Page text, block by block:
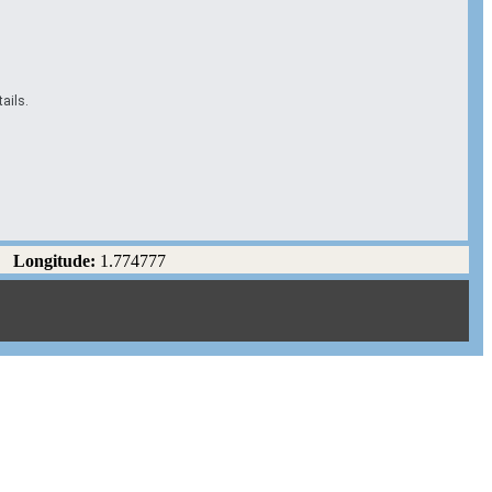
Longitude: 1.774777